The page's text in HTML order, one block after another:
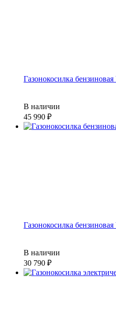
Газонокосилка
В наличии
45 990
Газонокосилка
В наличии
30 790